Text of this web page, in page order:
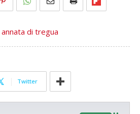
di tregua
Twitter